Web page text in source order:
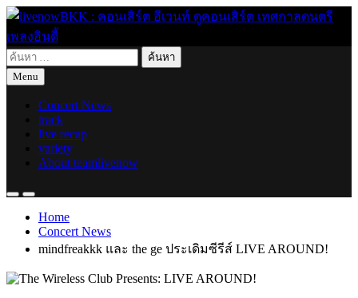
Skip
content
livenowBKK : คอนเสิร์ต อีเวนท์ ดูคอนเสิร์ต เทศกาลดนตรี เพลง
อินดี้
live for today
ค้นหา
สำหรับ:
Menu
Concert News
track
live recap
variety
About teamlivenow
Home
Concert News
mindfreakkk และ the ge ประเดิมซีรีส์ LIVE AROUND!